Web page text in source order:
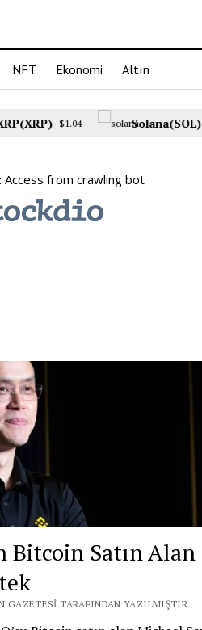
NFT Ekonomi Altın
$1.04 Solana(SOL)
Bitcoin Satın Alan
GAZETESI TARAFINDAN YAZILMIŞTIR.